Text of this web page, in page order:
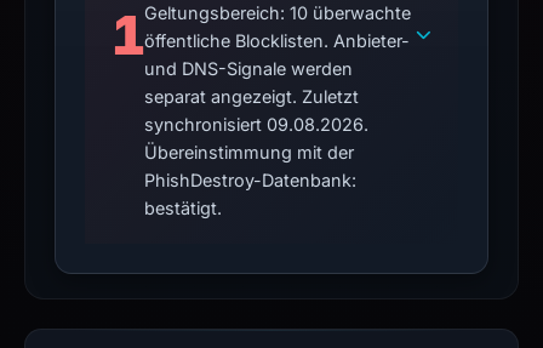
1Geltungsbereich: 10 überwachte
öffentliche Blocklisten. Anbieter-
und DNS-Signale werden
separat angezeigt. Zuletzt
synchronisiert 09.08.2026.
Übereinstimmung mit der
PhishDestroy-Datenbank:
bestätigt.